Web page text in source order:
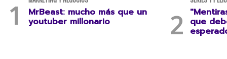
MrBeast: mucho más que un
youtuber millonario que